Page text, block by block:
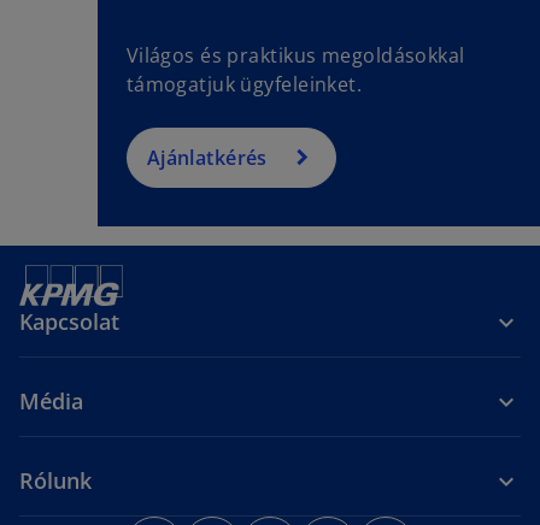
Világos és praktikus megoldásokkal
támogatjuk ügyfeleinket.
Ajánlatkérés
Kapcsolat
Média
Rólunk